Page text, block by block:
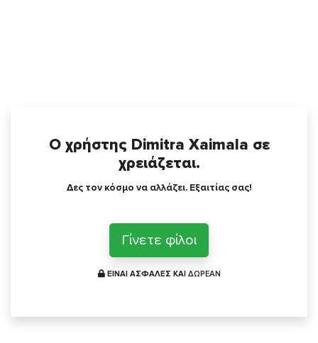
Ο χρήστης Dimitra Xaimala σε
χρειάζεται.
Δες τον κόσμο να αλλάζει. Εξαιτίας σας!
Γίνετε φίλοι
ΕΙΝΑΙ ΑΣΦΑΛΕΣ ΚΑΙ ΔΩΡΕΑΝ